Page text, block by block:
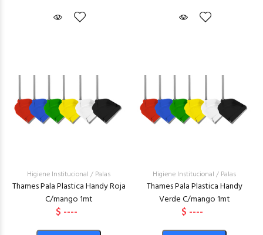
Higiene Institucional / Palas
Thames Pala Plastica Handy Roja
C/mango 1mt
$ ----
Higiene Institucional / Palas
Thames Pala Plastica Handy
Verde C/mango 1mt
$ ----